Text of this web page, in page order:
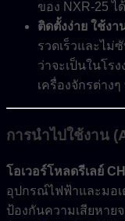
ของ NXR-25 ไ
ติดตั้งง่าย ใช้งา
รวดเร็วและไม่
ว่าจะเป็นในโร
เครื่องจักรต่าง
การนำไปใช้งาน
โอเวอร์โหลดรีเลย์
อุปกรณ์ไฟฟ้าและมอ
ป้องกันความเสียหาย